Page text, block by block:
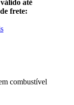
até
frete:
combustível